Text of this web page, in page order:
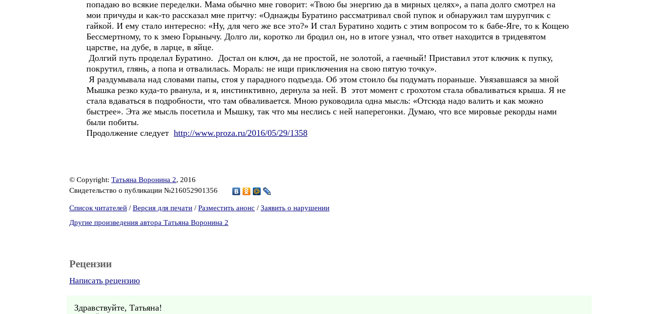
попадаю во всякие переделки. Мама обычно мне говорит: «Твою бы энергию да в мирных целях», а папа долго смотрел на
мои причуды и как-то рассказал мне притчу: «Однажды Буратино рассматривал свой пупок и обнаружил там шурупчик с
гайкой. И ему стало интересно: «Ну, для чего же все это?» И стал Буратино ходить с этим вопросом то к бабе-Яге, то к Кощею
Бессмертному, то к змею Горынычу. Долго ли, коротко ли бродил он, но в итоге узнал, что ответ находится в тридевятом
царстве, на дубе, в ларце, в яйце.
Долгий путь проделал Буратино. Достал он ключ, да не простой, не золотой, а гаечный! Приставил этот ключик к пупку,
покрутил, глянь, а попа и отвалилась. Мораль: не ищи приключения на свою пятую точку».
Я раздумывала над словами папы, стоя у парадного подъезда. Об этом стоило бы подумать пораньше. Увязавшаяся за мной
Мышка резко куда-то рванула, и я, инстинктивно, дернула за ней. В этот момент с грохотом стала обваливаться крыша. Я не
стала вдаваться в подробности, что там обваливается. Мною руководила одна мысль: «Отсюда надо валить и как можно
быстрее». Эта же мысль посетила и Мышку, так что мы неслись с ней наперегонки. Думаю, что все мировые рекорды нами
были побиты.
Продолжение следует http://www.proza.ru/2016/05/29/1358
© Copyright: Татьяна Воронина 2, 2016
Свидетельство о публикации №216052901356
Список читателей / Версия для печати / Разместить анонс / Заявить о нарушении
Другие произведения автора Татьяна Воронина 2
Рецензии
Написать рецензию
Здравствуйте, Татьяна!